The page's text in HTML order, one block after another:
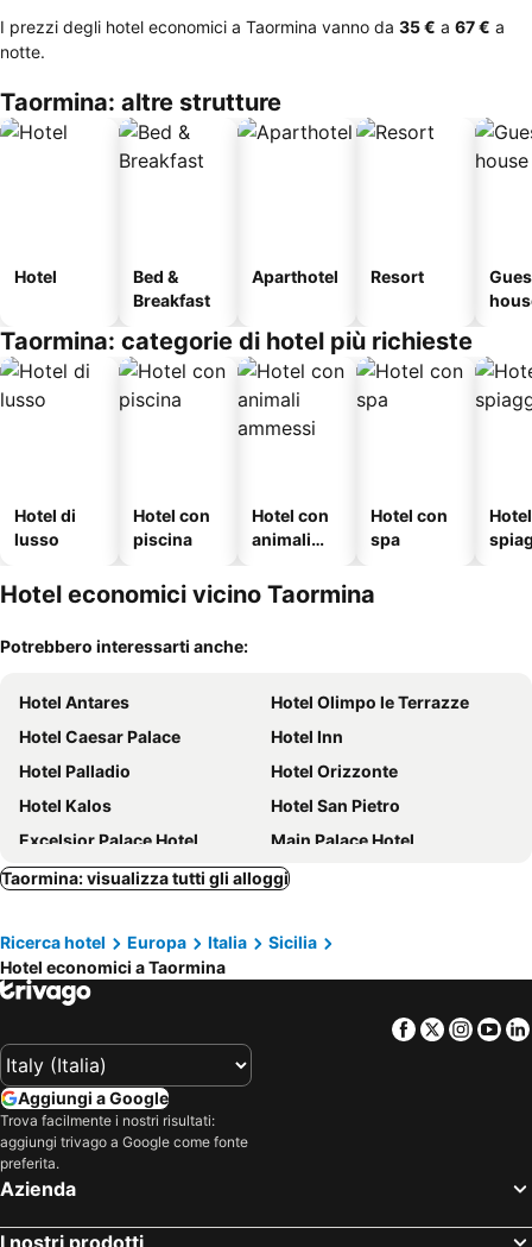
I prezzi degli hotel economici a Taormina vanno da ‎35 € a ‎67 € a
notte.
Taormina: altre strutture
Hotel
Bed &
Breakfast
Aparthotel Resort
Taormina: categorie di hotel più richieste
Hotel di
lusso
Hotel con
piscina
Hotel con
animali
Hotel con
spa
Hotel economici vicino Taormina
Potrebbero interessarti anche:
Hotel Antares
Hotel Olimpo le Terrazze
Hotel Caesar Palace
Hotel Inn
Hotel Palladio
Hotel Orizzonte
Hotel Kalos
Hotel San Pietro
Excelsior Palace Hotel
Main Palace Hotel
Bay Palace Mazzarò
Hellenia Yachting Hotel
Assinos Palace
Hotel Baia Azzurra
Splendid Hotel Taormina - Handwritten Collection
Sporting Baia Hotel
Hotel Lido Mediterranee
Delta Hotels by Marriott Giardini Naxos
Taormina Palace Hotel
Eurostars Monte Tauro
Hotel La Pensione Svizzera
Hotel Panoramic
Arathena Rocks Hotel
Taormina: visualizza tutti gli alloggi
Ricerca hotel Europa Italia
Sicilia
Hotel economici a Taormina
Facebook
Twitter
Aggiungi a Google
Trova facilmente i nostri risultati:
aggiungi trivago a Google come fonte
preferita.
Azienda
I nostri prodotti